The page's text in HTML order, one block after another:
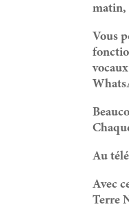
matin,
Vous
Au
Avec
Terre